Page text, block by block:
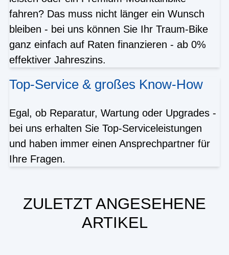
fahren? Das muss nicht länger ein Wunsch
bleiben - bei uns können Sie Ihr Traum-Bike
ganz einfach auf Raten finanzieren - ab 0%
effektiver Jahreszins.
Top-Service & großes Know-How
Egal, ob Reparatur, Wartung oder Upgrades -
bei uns erhalten Sie Top-Serviceleistungen
und haben immer einen Ansprechpartner für
Ihre Fragen.
ZULETZT ANGESEHENE
ARTIKEL